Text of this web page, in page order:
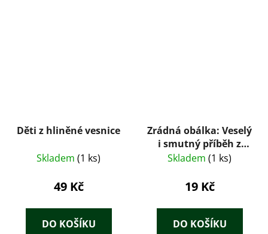
Děti z hliněné vesnice
Skladem (1 ks)
49 Kč
DO KOŠÍKU
Zrádná obálka: Veselý
i smutný příběh z
doby
Skladem (1 ks)
19 Kč
DO KOŠÍKU